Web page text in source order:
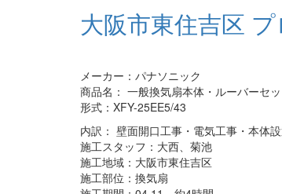
大阪市東住吉区
メーカー：パナソニック
商品名： 一般換気扇本体・ルーバーセッ
形式：XFY-25EE5/43
内訳： 壁面開口工事・電気工事・本体
施工スタッフ：大西、菊池
施工地域：大阪市東住吉区
施工部位：換気扇